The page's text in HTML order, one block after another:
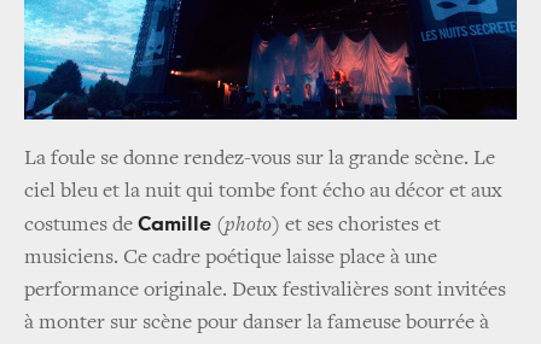
La foule se donne rendez-vous sur la grande scène. Le
ciel bleu et la nuit qui tombe font écho au décor et aux
costumes de Camille (photo) et ses choristes et
musiciens. Ce cadre poétique laisse place à une
performance originale. Deux festivalières sont invitées
à monter sur scène pour danser la fameuse bourrée à